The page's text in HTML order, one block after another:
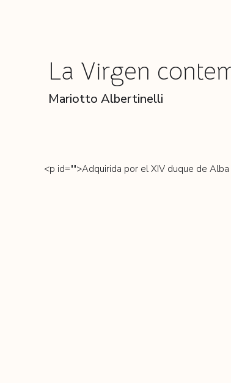
La Virgen
Mariotto Albertinelli
<p id="">Adquirida por el XIV duque de